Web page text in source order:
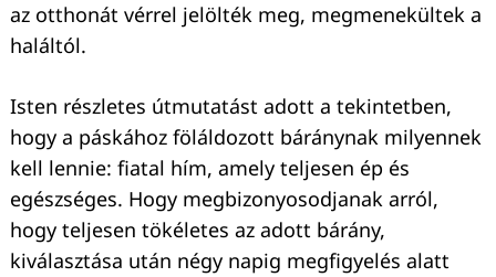
az otthonát vérrel jelölték meg, megmenekültek a
haláltól.
Isten részletes útmutatást adott a tekintetben,
hogy a páskához föláldozott báránynak milyennek
kell lennie: fiatal hím, amely teljesen ép és
egészséges. Hogy megbizonyosodjanak arról,
hogy teljesen tökéletes az adott bárány,
kiválasztása után négy napig megfigyelés alatt